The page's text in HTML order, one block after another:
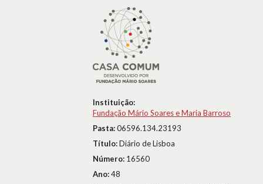
Instituição:
Fundação Mário Soares e Maria Barroso
Pasta:06596.134.23193
Título:Diário de Lisboa
Número: 16560
Ano:48